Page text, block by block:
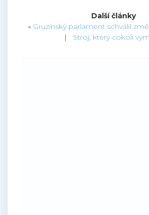
Další články
« Gruzínský parlament schválil
| Stroj, který cokoli